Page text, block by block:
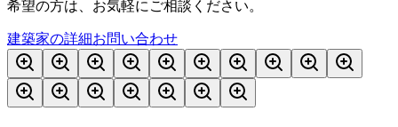
希望の方は、お気軽にご相談ください。
建築家の詳細お問い合わせ